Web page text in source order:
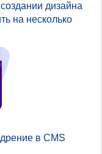
дизайна
на несколько
в CMS